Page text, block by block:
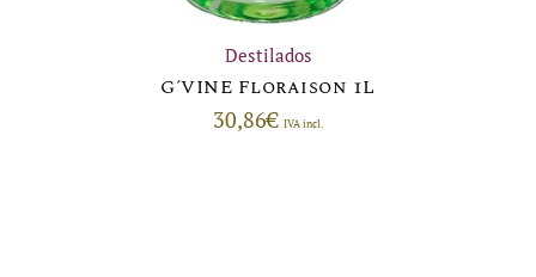
Destilados
G´VINE Floraison 1L
30,86€ IVA incl.